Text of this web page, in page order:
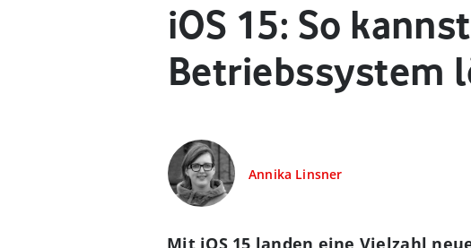
iOS 15: So
Betriebssystem
Annika Linsner
Mit iOS 15 landen eine Vielzahl